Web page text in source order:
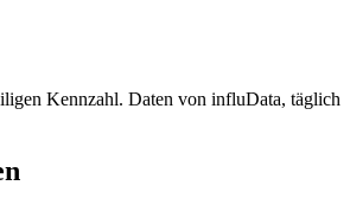
Kennzahl. Daten von influData, täglich